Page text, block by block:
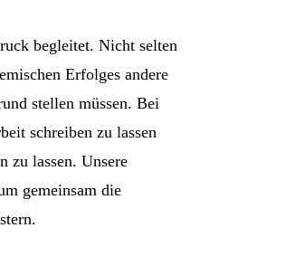
begleitet. Nicht selten
Erfolges andere
stellen müssen. Bei
schreiben zu lassen
zu lassen. Unsere
gemeinsam die